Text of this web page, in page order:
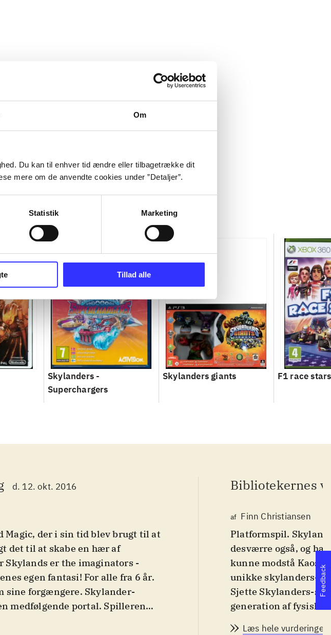
Om
Du kan til enhver tid ændre eller tilbagetrække dit
mere om de anvendte cookies under ”Detaljer”.
Statistik Marketing
Tillad alle
Skylanders -
Superchargers
Skylanders giants F1 race stars
d. 12. okt. 2016
Magic, der i sin tid blev brugt til at
det til at skabe en hær af
Skylands er the imaginators -
egen fantasi! For alle fra 6 år.
sine forgængere. Skylander-
medfølgende portal. Spilleren
Bibliotekernes
af Finn Christiansen
Platformspil.
desværre også, og
kunne modstå Kaos,
unikke skylanders-
Sjette Skylanders-
generation af fysiske
Læs hele vurderingen
Feedback